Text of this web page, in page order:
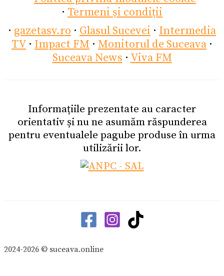
· Termeni și condiții
· gazetasv.ro · Glasul Sucevei · Intermedia
TV · Impact FM · Monitorul de Suceava ·
Suceava News · Viva FM
Informațiile prezentate au caracter
orientativ și nu ne asumăm răspunderea
pentru eventualele pagube produse în urma
utilizării lor.
2024-2026 © suceava.online